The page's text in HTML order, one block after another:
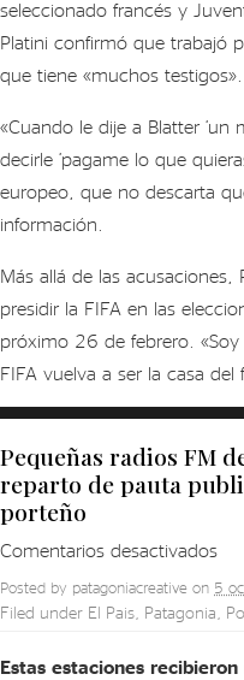
seleccionado francés y
Platini confirmó que trabajó
que tiene «muchos testigos».
«Cuando le dije a Blatter ‘un
decirle ‘pagame lo que
europeo, que no descarta
información.
Más allá de las
presidir la FIFA en las
próximo 26 de febrero.
FIFA vuelva a ser la casa del
Pequeñas radios FM
reparto de pauta
porteño
Comentarios desactivadosen
de
Posted by patagoniacreative on 5
Filed under El Pais Patagonia
Estas estaciones